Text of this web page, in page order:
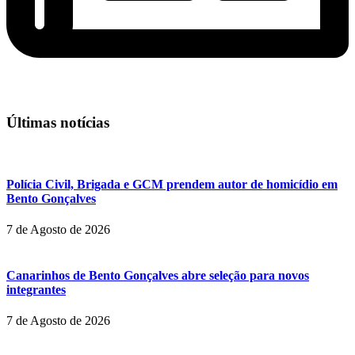
Últimas notícias
Polícia Civil, Brigada e GCM prendem autor de homicídio em
Bento Gonçalves
7 de Agosto de 2026
Canarinhos de Bento Gonçalves abre seleção para novos
integrantes
7 de Agosto de 2026